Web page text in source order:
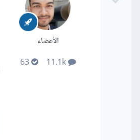
الأعضاء
11.1k
63